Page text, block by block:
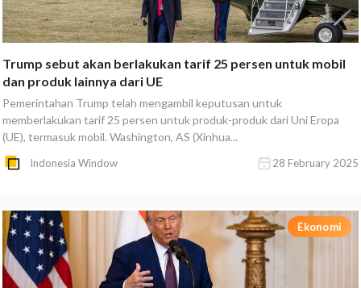
Trump sebut akan berlakukan tarif 25 persen untuk mobil
dan produk lainnya dari UE
Pemerintahan Trump telah mengambil keputusan untuk
memberlakukan tarif 25 persen untuk produk-produk dari Uni Eropa
(UE), termasuk mobil. Washington, AS (Xinhua...
Indonesia Window 28 February 2025
Ekonomi